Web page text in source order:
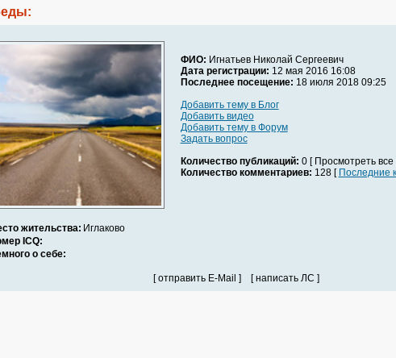
ФИО: Игнатьев Николай Сергеевич
Дата регистрации: 12 мая 2016 16:08
Последнее посещение: 18 июля 2018 09:25
Добавить тему в Блог
Добавить видео
Добавить тему в Форум
Задать вопрос
Количество публикаций: 0 [ Просмотреть все
Количество комментариев: 128 [ Последние
жительства: Иглаково
ICQ:
о себе:
[ отправить E-Mail ] [ написать ЛС ]